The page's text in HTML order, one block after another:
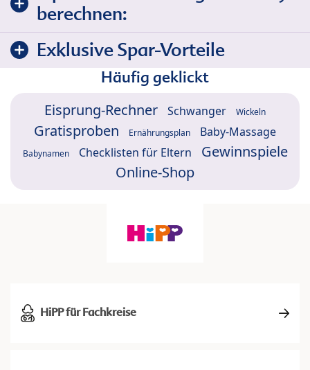
berechnen:
Exklusive Spar-Vorteile
Häufig geklickt
Eisprung-Rechner Schwanger Wickeln
Gratisproben Ernährungsplan Baby-Massage
Babynamen Checklisten für Eltern
Gewinnspiele
Online-Shop
HiPP für Fachkreise